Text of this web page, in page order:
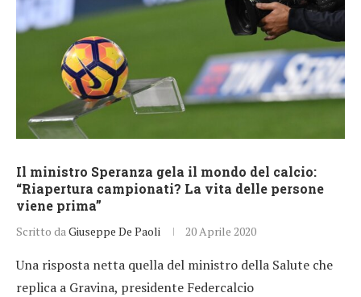
Il ministro Speranza gela il mondo del calcio:
“Riapertura campionati? La vita delle persone
viene prima”
Scritto da Giuseppe De Paoli 20 Aprile 2020
Una risposta netta quella del ministro della Salute che
replica a Gravina, presidente Federcalcio